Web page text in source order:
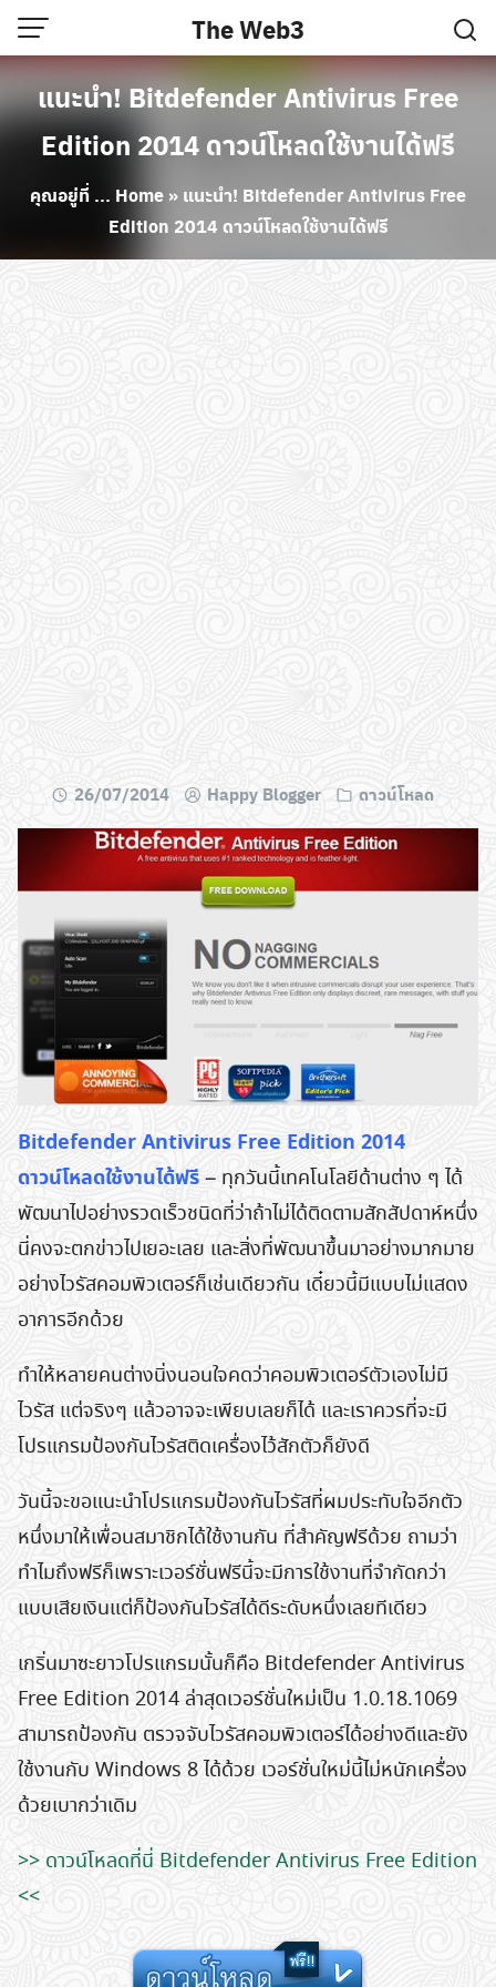
Skip
to
content
The Web3
แนะนำ! Bitdefender Antivirus Free
Edition 2014 ดาวน์โหลดใช้งานได้ฟรี
คุณอยู่ที่ ... Home » แนะนำ! Bitdefender Antivirus Free
Edition 2014 ดาวน์โหลดใช้งานได้ฟรี
26/07/2014 Happy Blogger ดาวน์โหลด
Bitdefender Antivirus Free Edition 2014
ดาวน์โหลดใช้งานได้ฟรี– ทุกวันนี้เทคโนโลยีด้านต่าง ๆ ได้
พัฒนาไปอย่างรวดเร็วชนิดที่ว่าถ้าไม่ได้ติดตามสักสัปดาห์หนึ่ง
นี่คงจะตกข่าวไปเยอะเลย และสิ่งที่พัฒนาขึ้นมาอย่างมากมาย
อย่างไวรัสคอมพิวเตอร์ก็เช่นเดียวกัน เดี๋ยวนี้มีแบบไม่แสดง
อาการอีกด้วย
ทำให้หลายคนต่างนิ่งนอนใจคดว่าคอมพิวเตอร์ตัวเองไม่มี
ไวรัส แต่จริงๆ แล้วอาจจะเพียบเลยก็ได้ และเราควรที่จะมี
โปรแกรมป้องกันไวรัสติดเครื่องไว้สักตัวก็ยังดี
วันนี้จะขอแนะนำโปรแกรมป้องกันไวรัสที่ผมประทับใจอีกตัว
หนึ่งมาให้เพื่อนสมาชิกได้ใช้งานกัน ที่สำคัญฟรีด้วย ถามว่า
ทำไมถึงฟรีก็เพราะเวอร์ชั่นฟรีนี้จะมีการใช้งานที่จำกัดกว่า
แบบเสียเงินแต่ก็ป้องกันไวรัสได้ดีระดับหนึ่งเลยทีเดียว
เกริ่นมาซะยาวโปรแกรมนั้นก็คือ Bitdefender Antivirus
Free Edition 2014 ล่าสุดเวอร์ชั่นใหม่เป็น 1.0.18.1069
สามารถป้องกัน ตรวจจับไวรัสคอมพิวเตอร์ได้อย่างดีและยัง
ใช้งานกับ Windows 8 ได้ด้วย เวอร์ชั่นใหม่นี้ไม่หนักเครื่อง
ด้วยเบากว่าเดิม
>> ดาวน์โหลดที่นี่ Bitdefender Antivirus Free Edition
<<